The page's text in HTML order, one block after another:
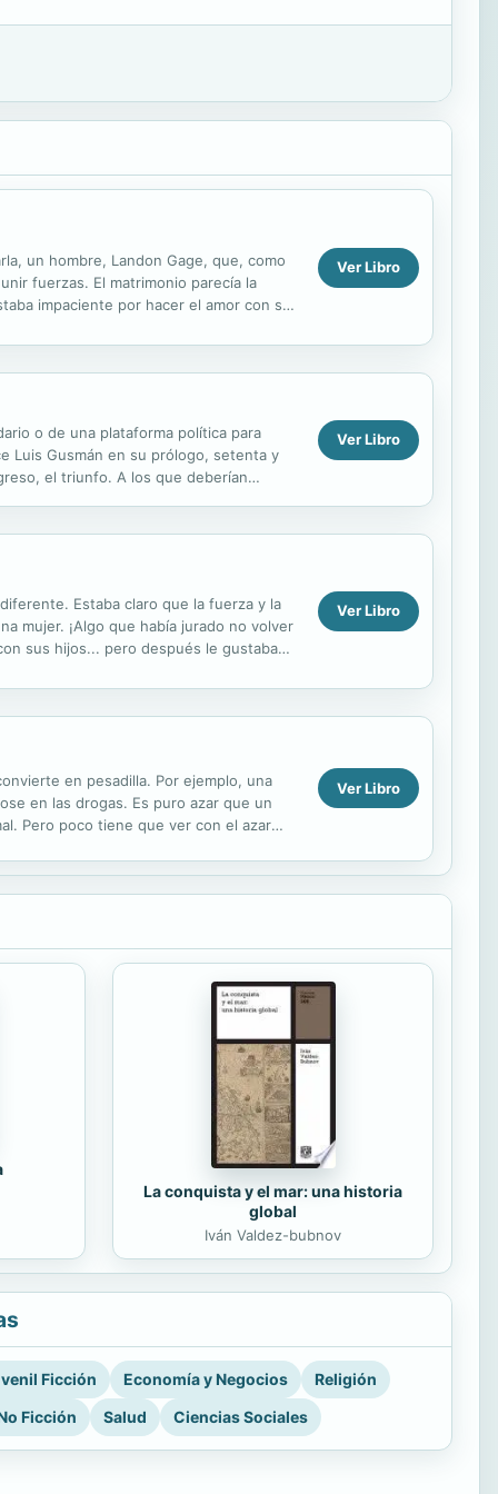
un hombre, Landon Gage, que, como
fuerzas. El matrimonio parecía la
impaciente por hacer el amor con su
Ver Libro
o de una plataforma política para
Luis Gusmán en su prólogo, setenta y
el triunfo. A los que deberían
Ver Libro
Estaba claro que la fuerza y la
mujer. ¡Algo que había jurado no volver
sus hijos... pero después le gustaba
Ver Libro
en pesadilla. Por ejemplo, una
en las drogas. Es puro azar que un
Pero poco tiene que ver con el azar
Ver Libro
La conquista y el mar: una historia
global
Iván Valdez-bubnov
Ficción Economía y Negocios
Religión
Ficción
Salud Ciencias Sociales